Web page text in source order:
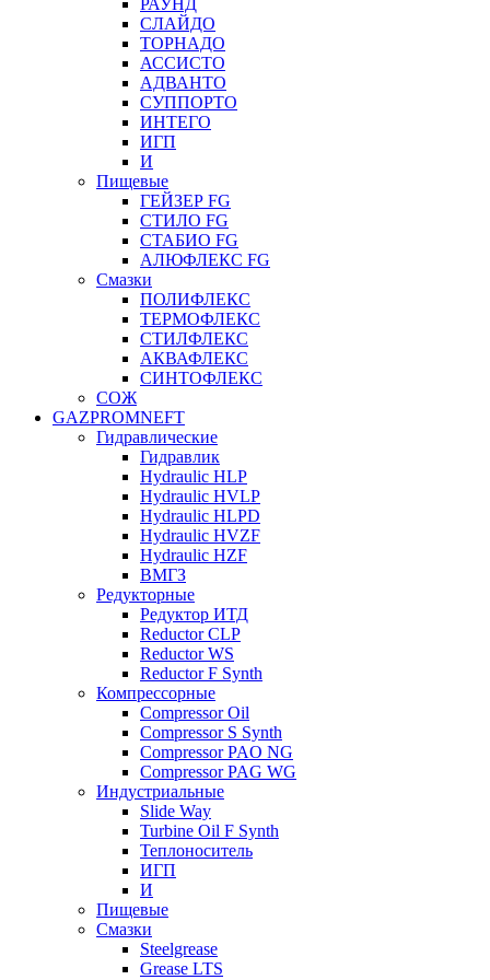
РАУНД
СЛАЙДО
ТОРНАДО
АССИСТО
АДВАНТО
СУППОРТО
ИНТЕГО
ИГП
И
Пищевые
ГЕЙЗЕР FG
СТИЛО FG
СТАБИО FG
АЛЮФЛЕКС FG
Смазки
ПОЛИФЛЕКС
ТЕРМОФЛЕКС
СТИЛФЛЕКС
АКВАФЛЕКС
СИНТОФЛЕКС
СОЖ
GAZPROMNEFT
Гидравлические
Гидравлик
Hydraulic HLP
Hydraulic HVLP
Hydraulic HLPD
Hydraulic HVZF
Hydraulic HZF
ВМГЗ
Редукторные
Редуктор ИТД
Reductor CLP
Reductor WS
Reductor F Synth
Компрессорные
Compressor Oil
Compressor S Synth
Compressor PAO NG
Compressor PAG WG
Индустриальные
Slide Way
Turbine Oil F Synth
Теплоноситель
ИГП
И
Пищевые
Смазки
Steelgrease
Grease LTS